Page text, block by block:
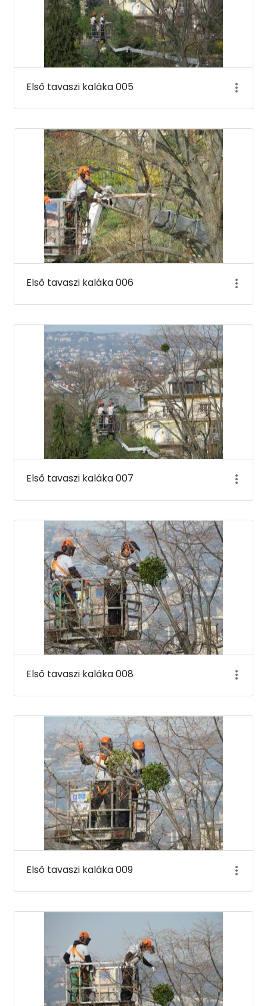
Első tavaszi kaláka 005
Első tavaszi kaláka 006
Első tavaszi kaláka 007
Első tavaszi kaláka 008
Első tavaszi kaláka 009